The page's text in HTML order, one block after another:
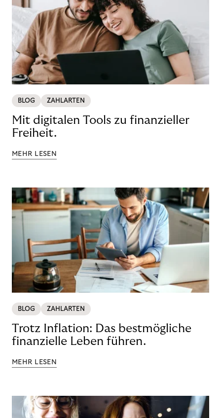
BLOG ZAHLARTEN
Mit digitalen Tools zu finanzieller
Freiheit.
MEHR LESEN
BLOG ZAHLARTEN
Trotz Inflation: Das bestmögliche
finanzielle Leben führen.
MEHR LESEN